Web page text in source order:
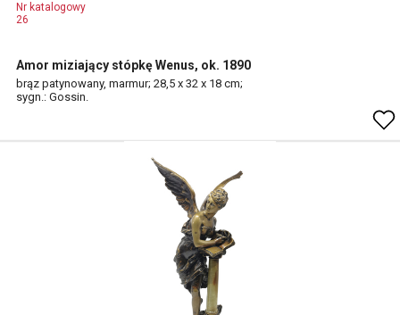
Nr katalogowy
26
Amor miziający stópkę Wenus, ok. 1890
brąz patynowany, marmur; 28,5 x 32 x 18 cm;
sygn.: Gossin.